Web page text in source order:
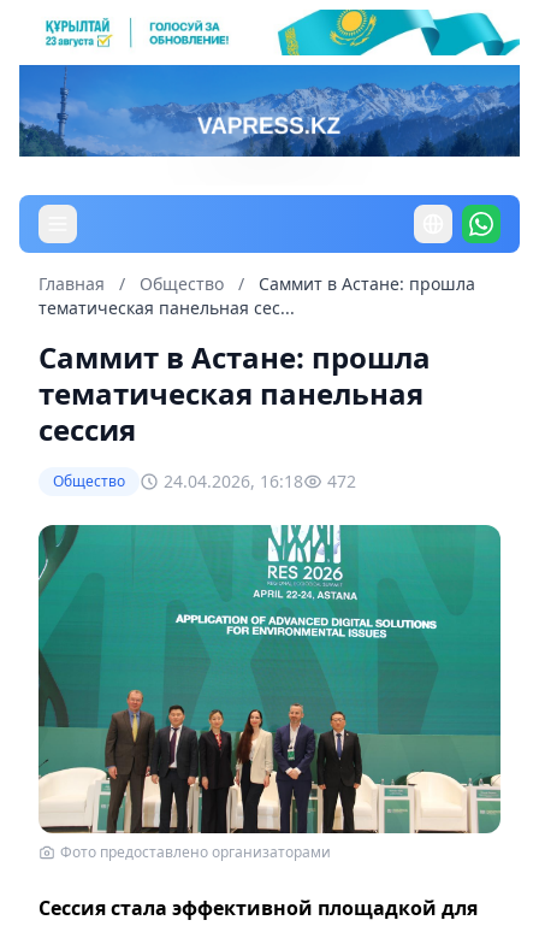
Главная / Общество /
Саммит в Астане: прошла
тематическая панельная сес...
Саммит в Астане: прошла
тематическая панельная
сессия
Общество 24.04.2026, 16:18 472
Фото предоставлено организаторами
Сессия стала эффективной площадкой для